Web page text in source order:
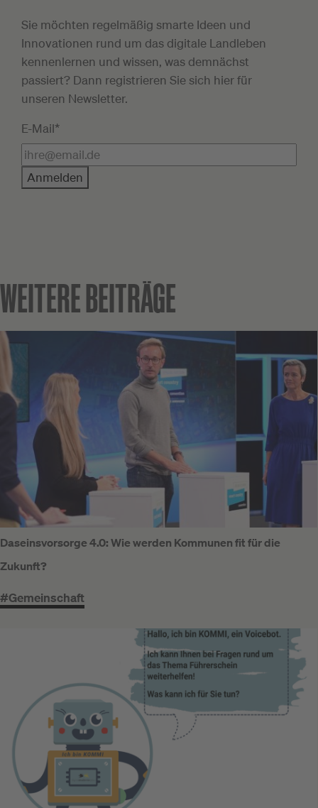
Sie möchten regelmäßig smarte Ideen und
Innovationen rund um das digitale Landleben
kennenlernen und wissen, was demnächst
passiert? Dann registrieren Sie sich hier für
unseren Newsletter.
E-Mail*
Anmelden
WEITERE BEITRÄGE
Daseinsvorsorge 4.0: Wie werden Kommunen fit für die
Zukunft?
#Gemeinschaft